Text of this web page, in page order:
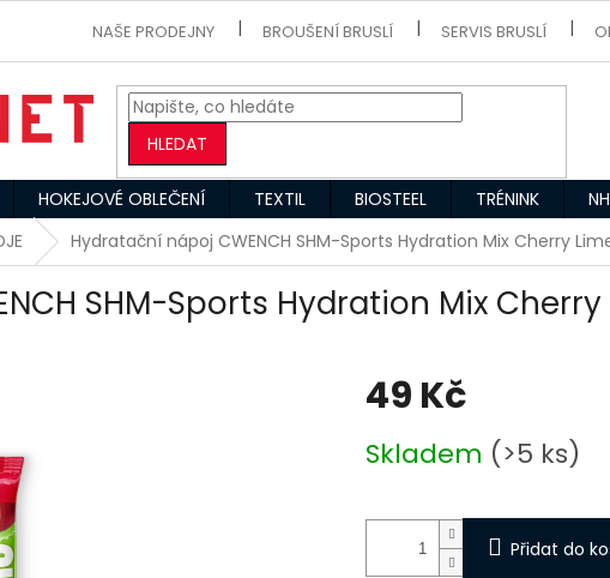
NAŠE PRODEJNY BROUŠENÍ BRUSLÍ SERVIS BRUSLÍ
HLEDAT
HOKEJOVÉ OBLEČENÍ TEXTIL BIOSTEEL TRÉNINK
Hydratační nápoj CWENCH SHM-Sports Hydration Mix Cherry
SHM-Sports Hydration Mix
49 Kč
cena:
Skladem (>5 ks)
Přidat do